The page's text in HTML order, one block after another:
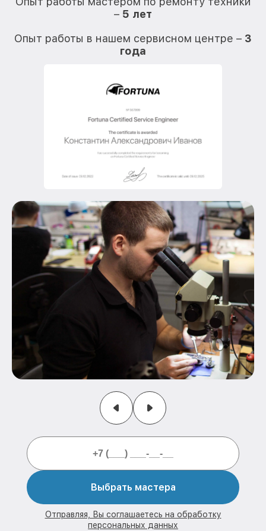
– 5 лет
Опыт работы в нашем сервисном центре – 3
года
Выбрать мастера
Отправляя, Вы соглашаетесь на обработку
персональных данных